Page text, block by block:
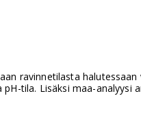
ravinnetilasta halutessaan
tila. Lisäksi maa-analyysi